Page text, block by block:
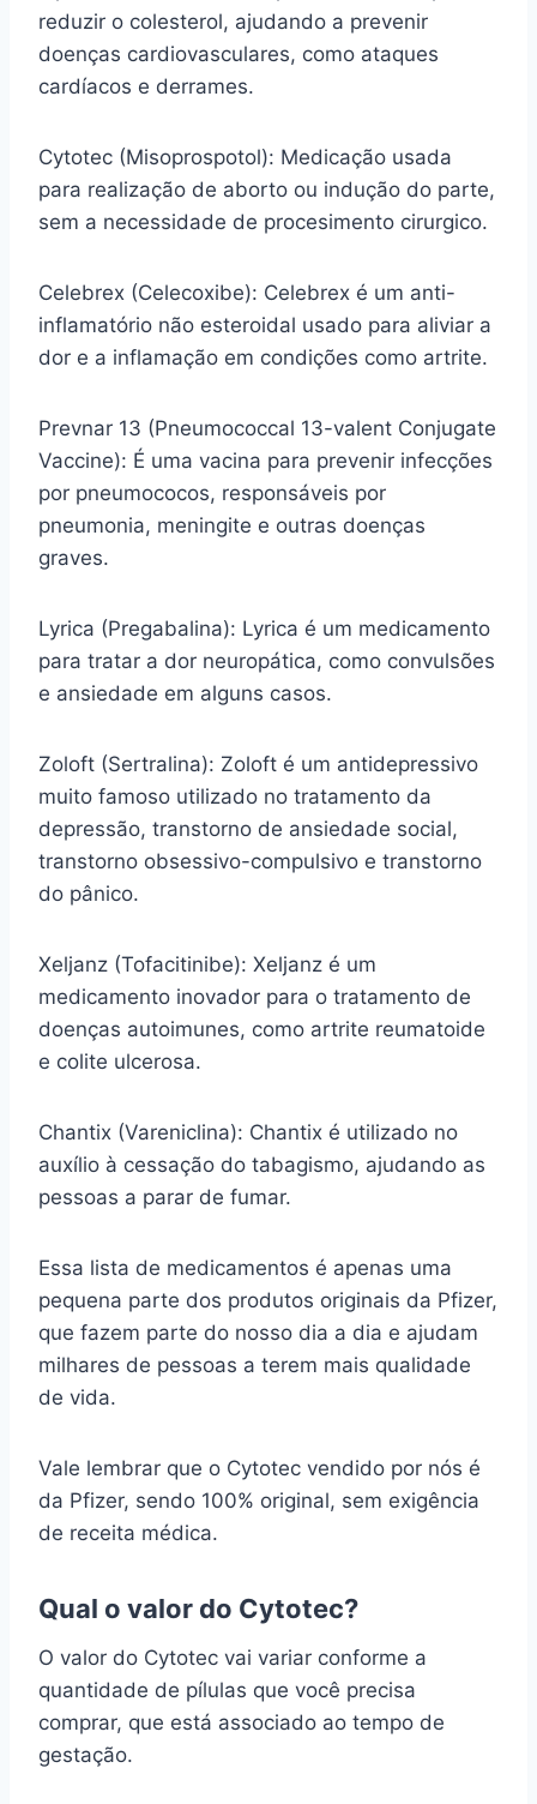
reduzir o colesterol, ajudando a prevenir
doenças cardiovasculares, como ataques
cardíacos e derrames.
Cytotec (Misoprospotol): Medicação usada
para realização de aborto ou indução do parte,
sem a necessidade de procesimento cirurgico.
Celebrex (Celecoxibe): Celebrex é um anti-
inflamatório não esteroidal usado para aliviar a
dor e a inflamação em condições como artrite.
Prevnar 13 (Pneumococcal 13-valent Conjugate
Vaccine): É uma vacina para prevenir infecções
por pneumococos, responsáveis por
pneumonia, meningite e outras doenças
graves.
Lyrica (Pregabalina): Lyrica é um medicamento
para tratar a dor neuropática, como convulsões
e ansiedade em alguns casos.
Zoloft (Sertralina): Zoloft é um antidepressivo
muito famoso utilizado no tratamento da
depressão, transtorno de ansiedade social,
transtorno obsessivo-compulsivo e transtorno
do pânico.
Xeljanz (Tofacitinibe): Xeljanz é um
medicamento inovador para o tratamento de
doenças autoimunes, como artrite reumatoide
e colite ulcerosa.
Chantix (Vareniclina): Chantix é utilizado no
auxílio à cessação do tabagismo, ajudando as
pessoas a parar de fumar.
Essa lista de medicamentos é apenas uma
pequena parte dos produtos originais da Pfizer,
que fazem parte do nosso dia a dia e ajudam
milhares de pessoas a terem mais qualidade
de vida.
Vale lembrar que o Cytotec vendido por nós é
da Pfizer, sendo 100% original, sem exigência
de receita médica.
Qual o valor do Cytotec?
O valor do Cytotec vai variar conforme a
quantidade de pílulas que você precisa
comprar, que está associado ao tempo de
gestação.